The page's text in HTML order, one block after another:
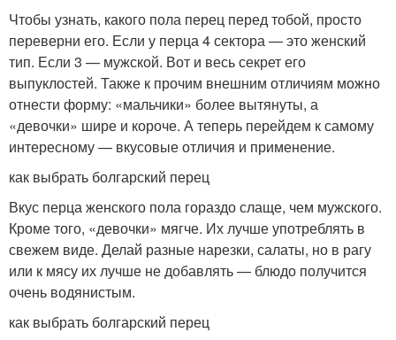
Чтобы узнать, какого пола перец перед тобой, просто
переверни его. Если у перца 4 сектора — это женский
тип. Если 3 — мужской. Вот и весь секрет его
выпуклостей. Также к прочим внешним отличиям можно
отнести форму: «мальчики» более вытянуты, а
«девочки» шире и короче. А теперь перейдем к самому
интересному — вкусовые отличия и применение.
как выбрать болгарский перец
Вкус перца женского пола гораздо слаще, чем мужского.
Кроме того, «девочки» мягче. Их лучше употреблять в
свежем виде. Делай разные нарезки, салаты, но в рагу
или к мясу их лучше не добавлять — блюдо получится
очень водянистым.
как выбрать болгарский перец